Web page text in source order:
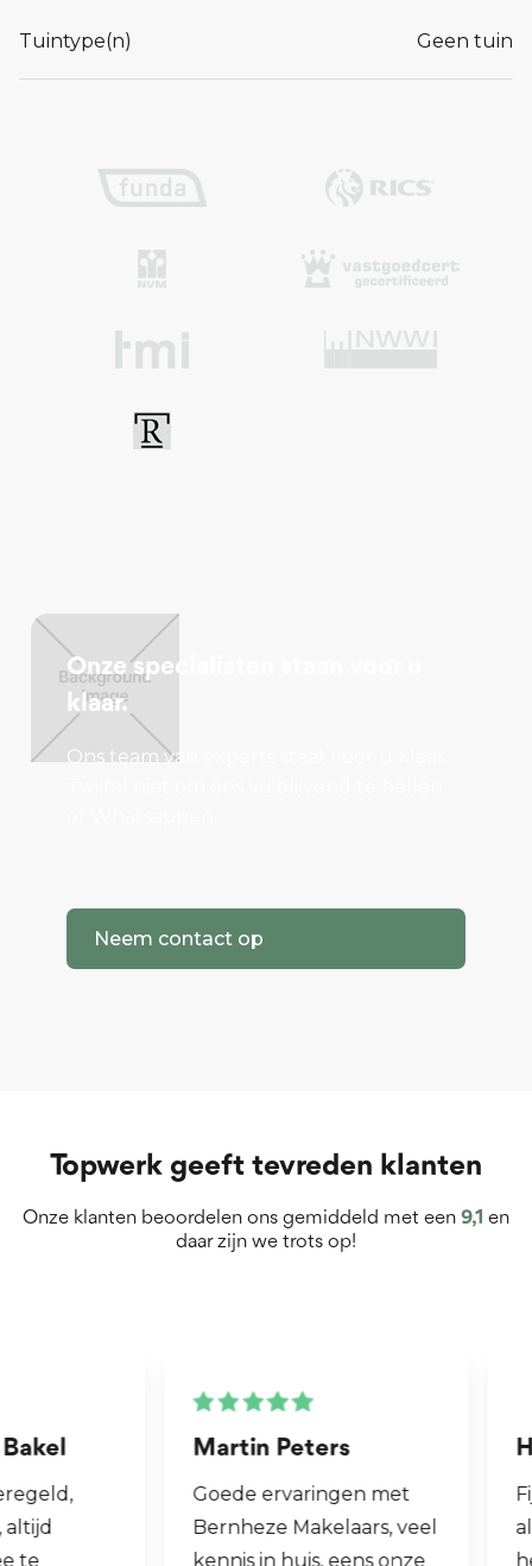
Tuintype(n) Geen tuin
Onze specialisten staan voor u
klaar.
Ons team van experts staat voor u klaar.
Neem contact op
Topwerk geeft tevreden klanten
Onze klanten beoordelen ons gemiddeld met een 9,1 en
daar zijn we trots op!
Martin Peters
Goede ervaringen met
Bernheze Makelaars, veel
kennis in huis, eens onze
Henk van
Fijne makelaar.
al mijn 2e
hen laten